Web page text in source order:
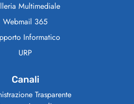
Multimediale
Webmail 365
Informatico
URP
Canali
Trasparente